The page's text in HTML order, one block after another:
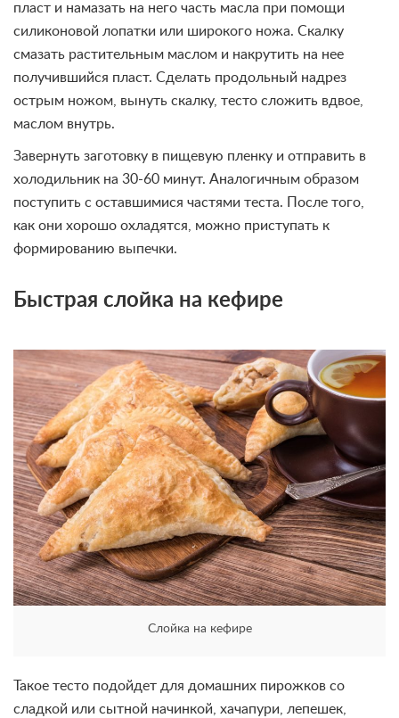
пласт и намазать на него часть масла при помощи
силиконовой лопатки или широкого ножа. Скалку
смазать растительным маслом и накрутить на нее
получившийся пласт. Сделать продольный надрез
острым ножом, вынуть скалку, тесто сложить вдвое,
маслом внутрь.
Завернуть заготовку в пищевую пленку и отправить в
холодильник на 30-60 минут. Аналогичным образом
поступить с оставшимися частями теста. После того,
как они хорошо охладятся, можно приступать к
формированию выпечки.
Быстрая слойка на кефире
Слойка на кефире
Такое тесто подойдет для домашних пирожков со
сладкой или сытной начинкой, хачапури, лепешек,